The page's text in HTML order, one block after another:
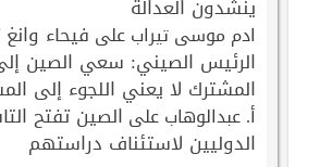
ينشدون العدالة
ادم موسى تيرابعلى فيحاء
الرئيس الصيني: سعي الصين
المشترك لا يعني اللجوء إلى
أ. عبدالوهابعلى الصين تفتح
الدوليين لاستئناف دراستهم